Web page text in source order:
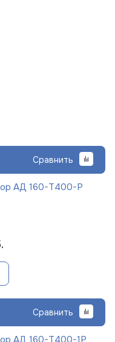
Сравнить
АД 160-Т400-Р
Сравнить
АД 160-Т400-1Р